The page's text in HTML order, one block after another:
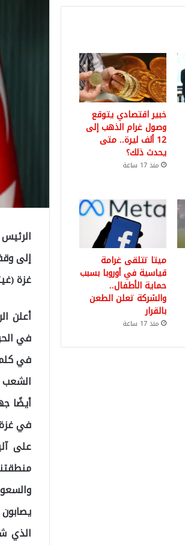
إلى
غزة
أعلن
في
في
الشعب
في
على
الذي
خبير اقتصادي يتوقع
وصول غرام الذهب إلى
12 ألف ليرة.. متى
يحدث ذلك؟
منذ 17 ساعة
ميتا تتلقى غرامة
قياسية في أوروبا بسبب
حماية الأطفال..
والشركة تعلن الطعن
بالقرار
منذ 17 ساعة